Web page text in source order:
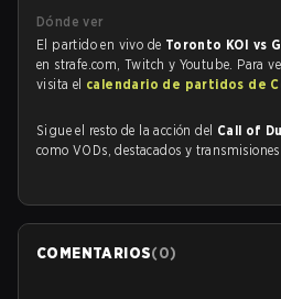
Dónde ver
El partido en vivo de Toronto KOI vs
en strafe.com, Twitch y Youtube. Para
visita el calendario de partidos de
Sigue el resto de la acción del Call of
como VODs, destacados y
COMENTARIOS(0)